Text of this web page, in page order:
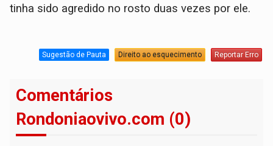
tinha sido agredido no rosto duas vezes por ele.
Sugestão de Pauta Direito ao esquecimento Reportar Erro
Comentários
Rondoniaovivo.com (0)